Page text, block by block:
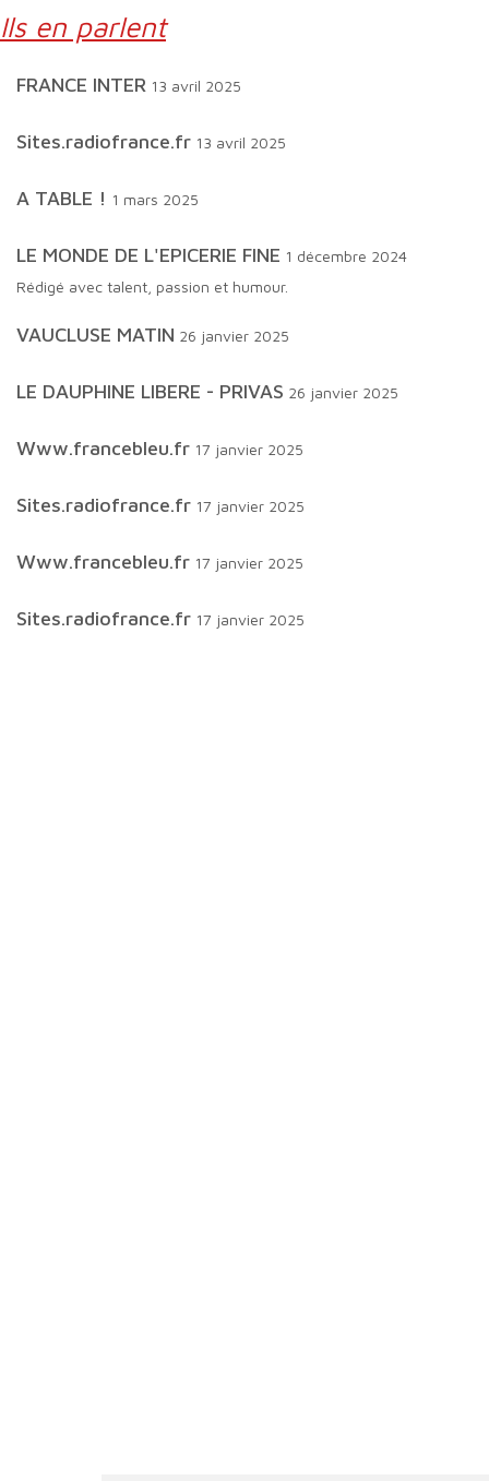
Ils en parlent
FRANCE INTER 13 avril 2025
sites.radiofrance.fr 13 avril 2025
A TABLE ! 1 mars 2025
LE MONDE DE L'EPICERIE FINE 1 décembre 2024
Rédigé avec talent, passion et humour.
VAUCLUSE MATIN 26 janvier 2025
LE DAUPHINE LIBERE - PRIVAS 26 janvier 2025
www.francebleu.fr 17 janvier 2025
sites.radiofrance.fr 17 janvier 2025
www.francebleu.fr 17 janvier 2025
sites.radiofrance.fr 17 janvier 2025